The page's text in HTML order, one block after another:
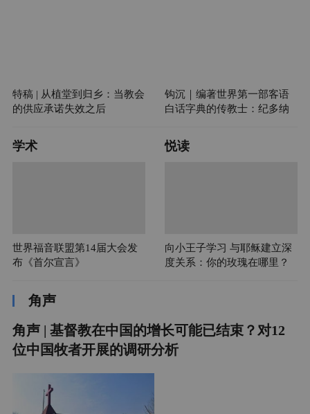
特稿 | 从植堂到归乡：当教会
的供应承诺失效之后
钩沉｜编著世界第一部客语
白话字典的传教士：纪多纳
学术
世界福音联盟第14届大会发
布《首尔宣言》
悦读
向小王子学习 与耶稣建立深
度关系：你的玫瑰在哪里？
角声
角声 | 基督教在中国的增长可能已结束？对12
位中国牧者开展的调研分析